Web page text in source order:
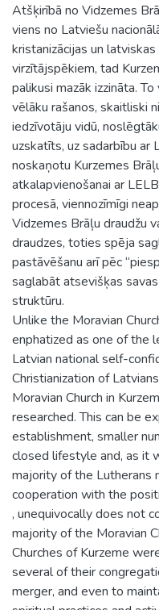
Atšķirībā no Vidzemes
viens no Latviešu
kristanizācijas un
virzītājspēkiem, tad
palikusi mazāk izzināta.
vēlāku rašanos, skaitliski
iedzīvotāju vidū,
uzskatīts, uz sadarbību ar
noskaņotu Kurzemes
atkalapvienošanai ar
procesā, viennozīmīgi
Vidzemes Brāļu draudžu
draudzes, toties spēja
pastāvēšanu arī pēc
saglabāt atsevišķas
struktūru.
Unlike the Moravian
enphatized as one of the
Latvian national self-
Christianization of
Moravian Church in
researched. This can be
establishment, smaller
closed lifestyle and, as it
majority of the
cooperation with the
, unequivocally does not
majority of the Moravian
Churches of Kurzeme
several of their
merger, and even to